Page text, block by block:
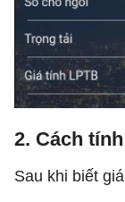
2. Cách
Sau khi biết